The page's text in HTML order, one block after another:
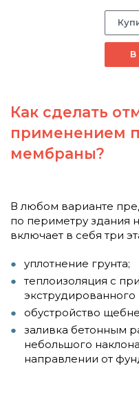
В
Как сделать
применением
мембраны?
В любом варианте
по периметру здания
включает в себя три
уплотнение грунта;
теплоизоляция с
обустройство
заливка бетонным
небольшого
направлении от